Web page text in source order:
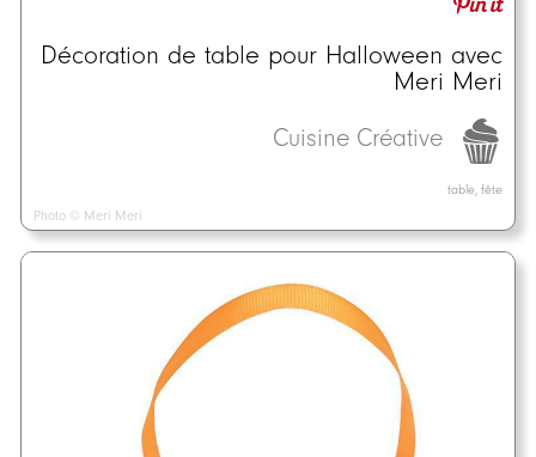
Décoration de table pour Halloween avec
Meri Meri
Cuisine Créative
table, fête
Photo © Meri Meri